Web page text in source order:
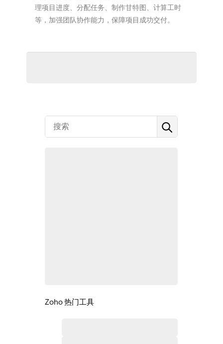
理项目进度、分配任务、制作甘特图、计算工时
等，加强团队协作能力，保障项目成功交付。
Zoho 热门工具